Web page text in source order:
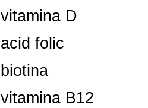
 vitamina D
 acid folic
 biotina
 vitamina B12